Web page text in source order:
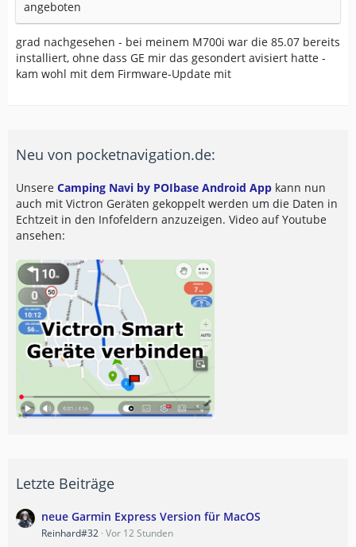
angeboten
grad nachgesehen - bei meinem M700i war die 85.07 bereits
installiert, ohne dass GE mir das gesondert avisiert hatte -
kam wohl mit dem Firmware-Update mit
Neu von pocketnavigation.de:
Unsere Camping Navi by POIbase Android App kann nun
auch mit Victron Geräten gekoppelt werden um die Daten in
Echtzeit in den Infofeldern anzuzeigen. Video auf Youtube
ansehen:
Letzte Beiträge
neue Garmin Express Version für MacOS
Reinhard#32 Vor 12 Stunden